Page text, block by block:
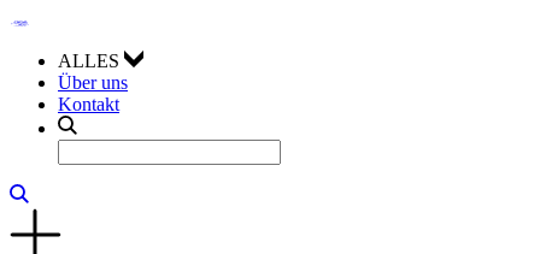
ALLES
Über uns
Kontakt